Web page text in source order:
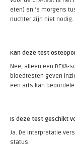
eten) en ’s morgens
nuchter zijn niet nodig.
Kan deze test
Nee, alleen een
bloedtesten geven
een arts kan
Is deze test geschikt
Ja. De interpretatie
status.